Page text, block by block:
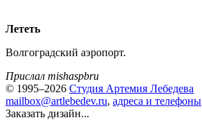
Лететь
Волгоградский аэропорт.
Прислал mishaspbru
© 1995–2026 Студия Артемия Лебедева
mailbox@artlebedev.ru, адреса и телефоны
Заказать дизайн...